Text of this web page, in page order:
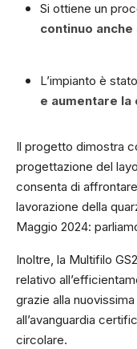
Si ottiene un
continuo
L’impianto è
e aumentare
Il progetto dimostra
progettazione del
consenta di
lavorazione della
Maggio 2024:
Inoltre, la Multifilo
relativo
grazie alla
all’avanguardia
circolare.